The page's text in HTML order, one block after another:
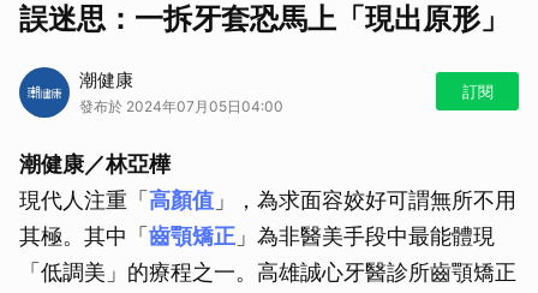
誤迷思：一拆牙套恐馬上「現出原形」
潮健康
發布於 2024年07月05日04:00
訂閱
潮健康／林亞樺
現代人注重「 高顏值 」，為求面容姣好可謂無所不用
其極。其中「 齒顎矯正 」為非醫美手段中最能體現
「低調美」的療程之一。高雄誠心牙醫診所齒顎矯正